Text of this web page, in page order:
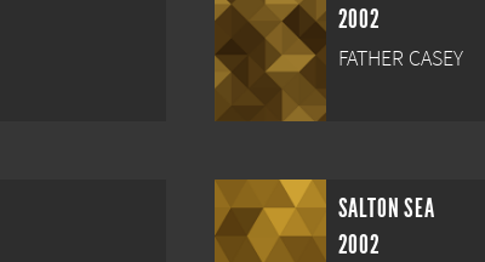
2002
FATHER CASEY
SALTON SEA
2002